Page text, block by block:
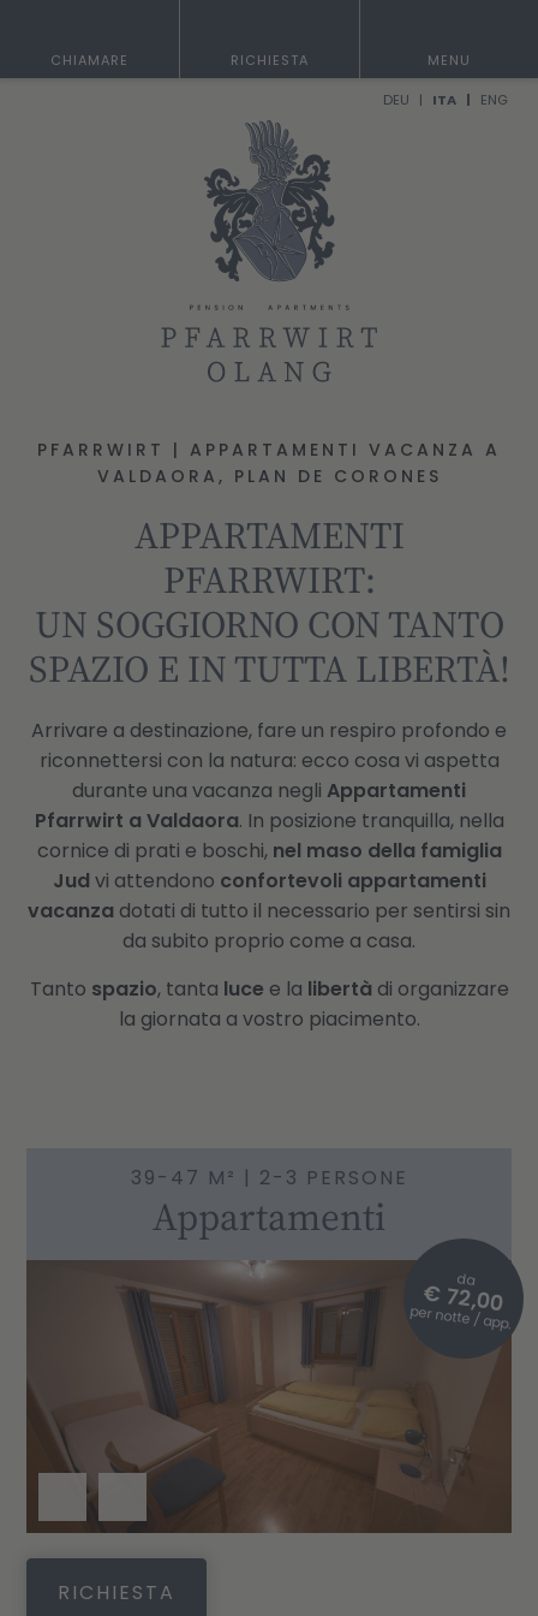
MENU
CHIAMARE RICHIESTA
DEU ITA ENG
PFARRWIRT | APPARTAMENTI VACANZA A
VALDAORA, PLAN DE CORONES
APPARTAMENTI
PFARRWIRT:
UN SOGGIORNO CON TANTO
SPAZIO E IN TUTTA LIBERTÀ!
Arrivare a destinazione, fare un respiro profondo e
riconnettersi con la natura: ecco cosa vi aspetta
durante una vacanza negli Appartamenti
Pfarrwirt a Valdaora. In posizione tranquilla, nella
cornice di prati e boschi, nel maso della famiglia
Jud vi attendono confortevoli appartamenti
vacanza dotati di tutto il necessario per sentirsi sin
da subito proprio come a casa.
Tanto spazio, tanta luce e la libertà di organizzare
la giornata a vostro piacimento.
39-47 M² | 2-3 PERSONE
Appartamenti
da
€ 72,00
per notte / app.
RICHIESTA